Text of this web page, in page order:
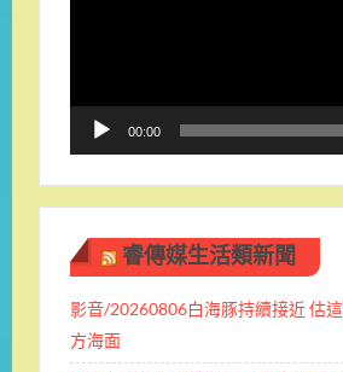
00:00
睿傳媒生活類新聞
影音/20260806白海豚持續接近 估
方海面